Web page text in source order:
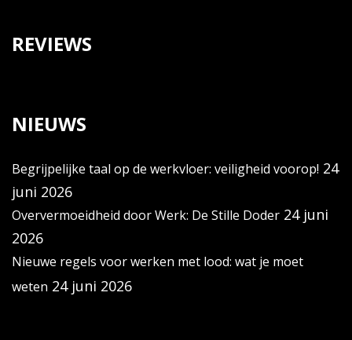
REVIEWS
NIEUWS
Begrijpelijke taal op de werkvloer: veiligheid voorop! 24
juni 2026
Oververmoeidheid door Werk: De Stille Doder 24 juni
2026
Nieuwe regels voor werken met lood: wat je moet
weten 24 juni 2026